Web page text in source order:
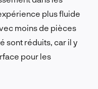
plus fluide
moins de pièces
sont réduits, car il y
pour les